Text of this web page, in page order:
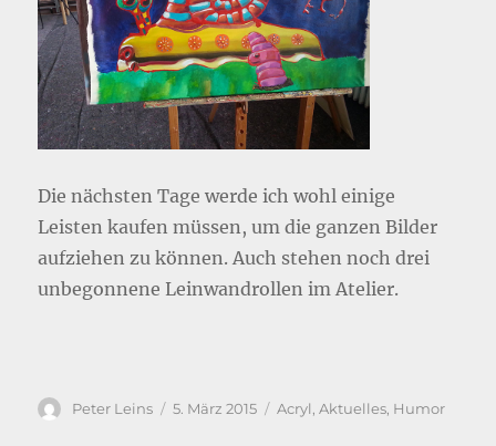
Die nächsten Tage werde ich wohl einige
Leisten kaufen müssen, um die ganzen Bilder
aufziehen zu können. Auch stehen noch drei
unbegonnene Leinwandrollen im Atelier.
Autor
Peter Leins
Veröffentlicht
5. März 2015 Kategorien
Acryl,Aktuelles, Humor